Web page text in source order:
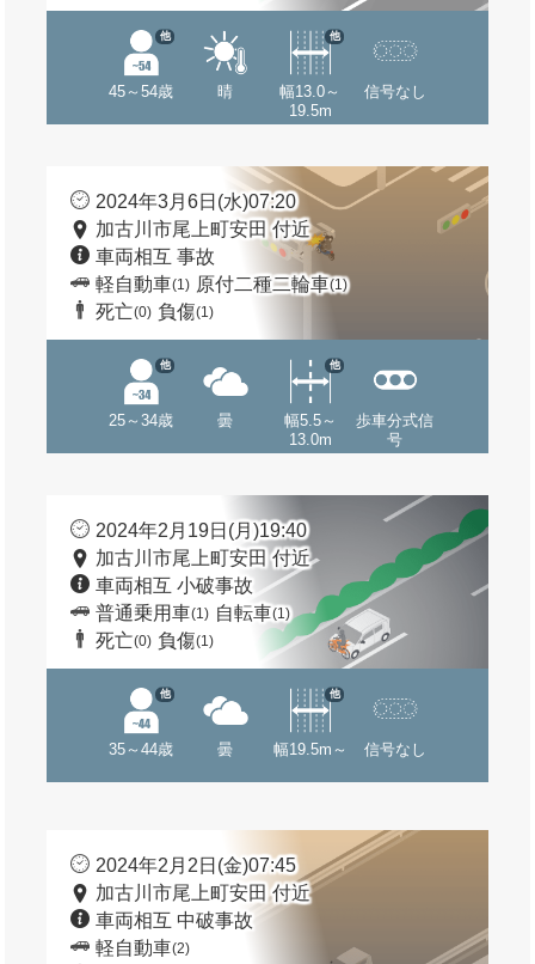
45～54歳
他
晴
幅13.0～
19.5m
他
信号なし
2024年3月6日(水)07:20
加古川市尾上町安田 付近
車両相互 事故
軽自動車(1) 原付二種二輪車(1)
死亡(0) 負傷(1)
25～34歳
他
曇
幅5.5～
13.0m
他
歩車分式信
号
2024年2月19日(月)19:40
加古川市尾上町安田 付近
車両相互 小破事故
普通乗用車(1) 自転車(1)
死亡(0) 負傷(1)
35～44歳
他
曇 幅19.5m～
他
信号なし
2024年2月2日(金)07:45
加古川市尾上町安田 付近
車両相互 中破事故
軽自動車(2)